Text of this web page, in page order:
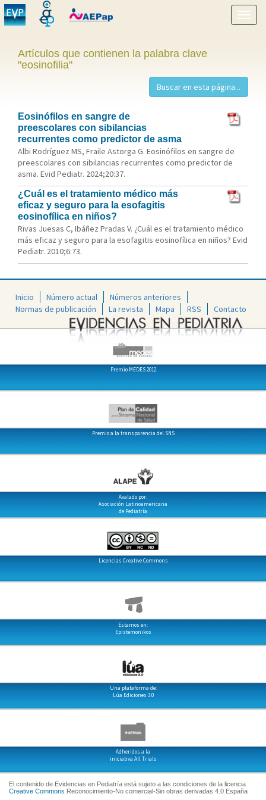
menú
Artículos que contienen la palabra clave
"eosinofilia"
Eosinófilos en sangre de
preescolares con sibilancias
recurrentes como predictor de asma
Albi Rodríguez MS, Fraile Astorga G. Eosinófilos en sangre de
preescolares con sibilancias recurrentes como predictor de
asma. Evid Pediatr. 2024;20:37.
¿Cuál es el tratamiento médico más
eficaz y seguro para la esofagitis
eosinofílica en niños?
Rivas Juesas C, Ibáñez Pradas V. ¿Cuál es el tratamiento médico
más eficaz y seguro para la esofagitis eosinofílica en niños? Evid
Pediatr. 2010;6:73.
Inicio Número actual
Números anteriores
Normas de publicación
La revista Mapa RSS Contacto
Premio MEDES 2012
Premio a la transparencia del SNS
Avalado por:
Asociación Latinoamericana
de Pediatría
Licencias Creative Commons
Estamos en:
Epistemonikos
Una plataforma de:
Lúa Ediciones 3.0
Adheridos a la
iniciativa All Trials
El contenido de Evidencias en Pediatría está sujeto a las condiciones de la licencia
Creative Commons Reconocimiento-No comercial-Sin obras derivadas 4.0 España